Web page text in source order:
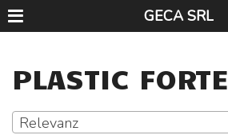
GECA SRL
PLASTIC FORTE
Relevanz